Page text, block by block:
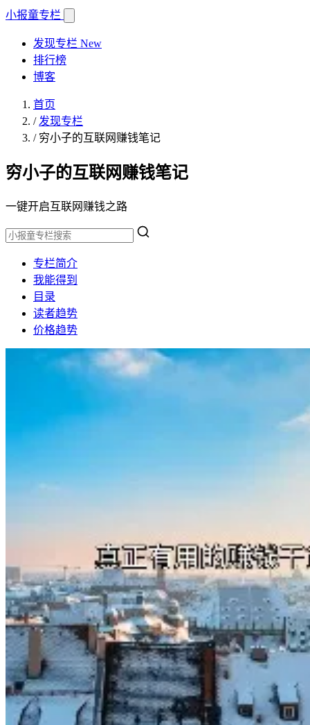
小报童专栏
发现专栏 New
排行榜
博客
首页
/ 发现专栏
/ 穷小子的互联网赚钱笔记
穷小子的互联网赚钱笔记
一键开启互联网赚钱之路
专栏简介
我能得到
目录
读者趋势
价格趋势